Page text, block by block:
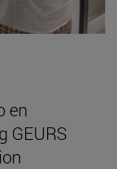
en
GEURS